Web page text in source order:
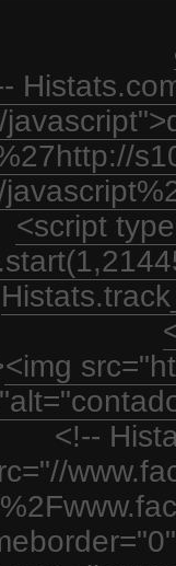
<script
<img
<!--